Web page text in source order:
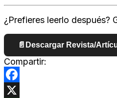
¿Prefieres leerlo después?
📄 Descargar Revista/
Compartir:
Facebook